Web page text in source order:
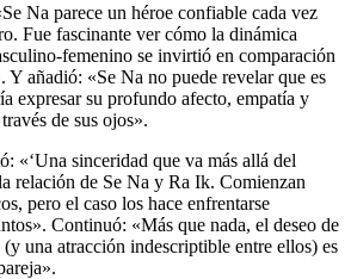
Na parece un héroe confiable cada vez
Fue fascinante ver cómo la dinámica
femenino se invirtió en comparación
Y añadió: «Se Na no puede revelar que es
expresar su profundo afecto, empatía y
de sus ojos».
«‘Una sinceridad que va más allá del
relación de Se Na y Ra Ik. Comienzan
pero el caso los hace enfrentarse
Continuó: «Más que nada, el deseo de
(y una atracción indescriptible entre ellos) es